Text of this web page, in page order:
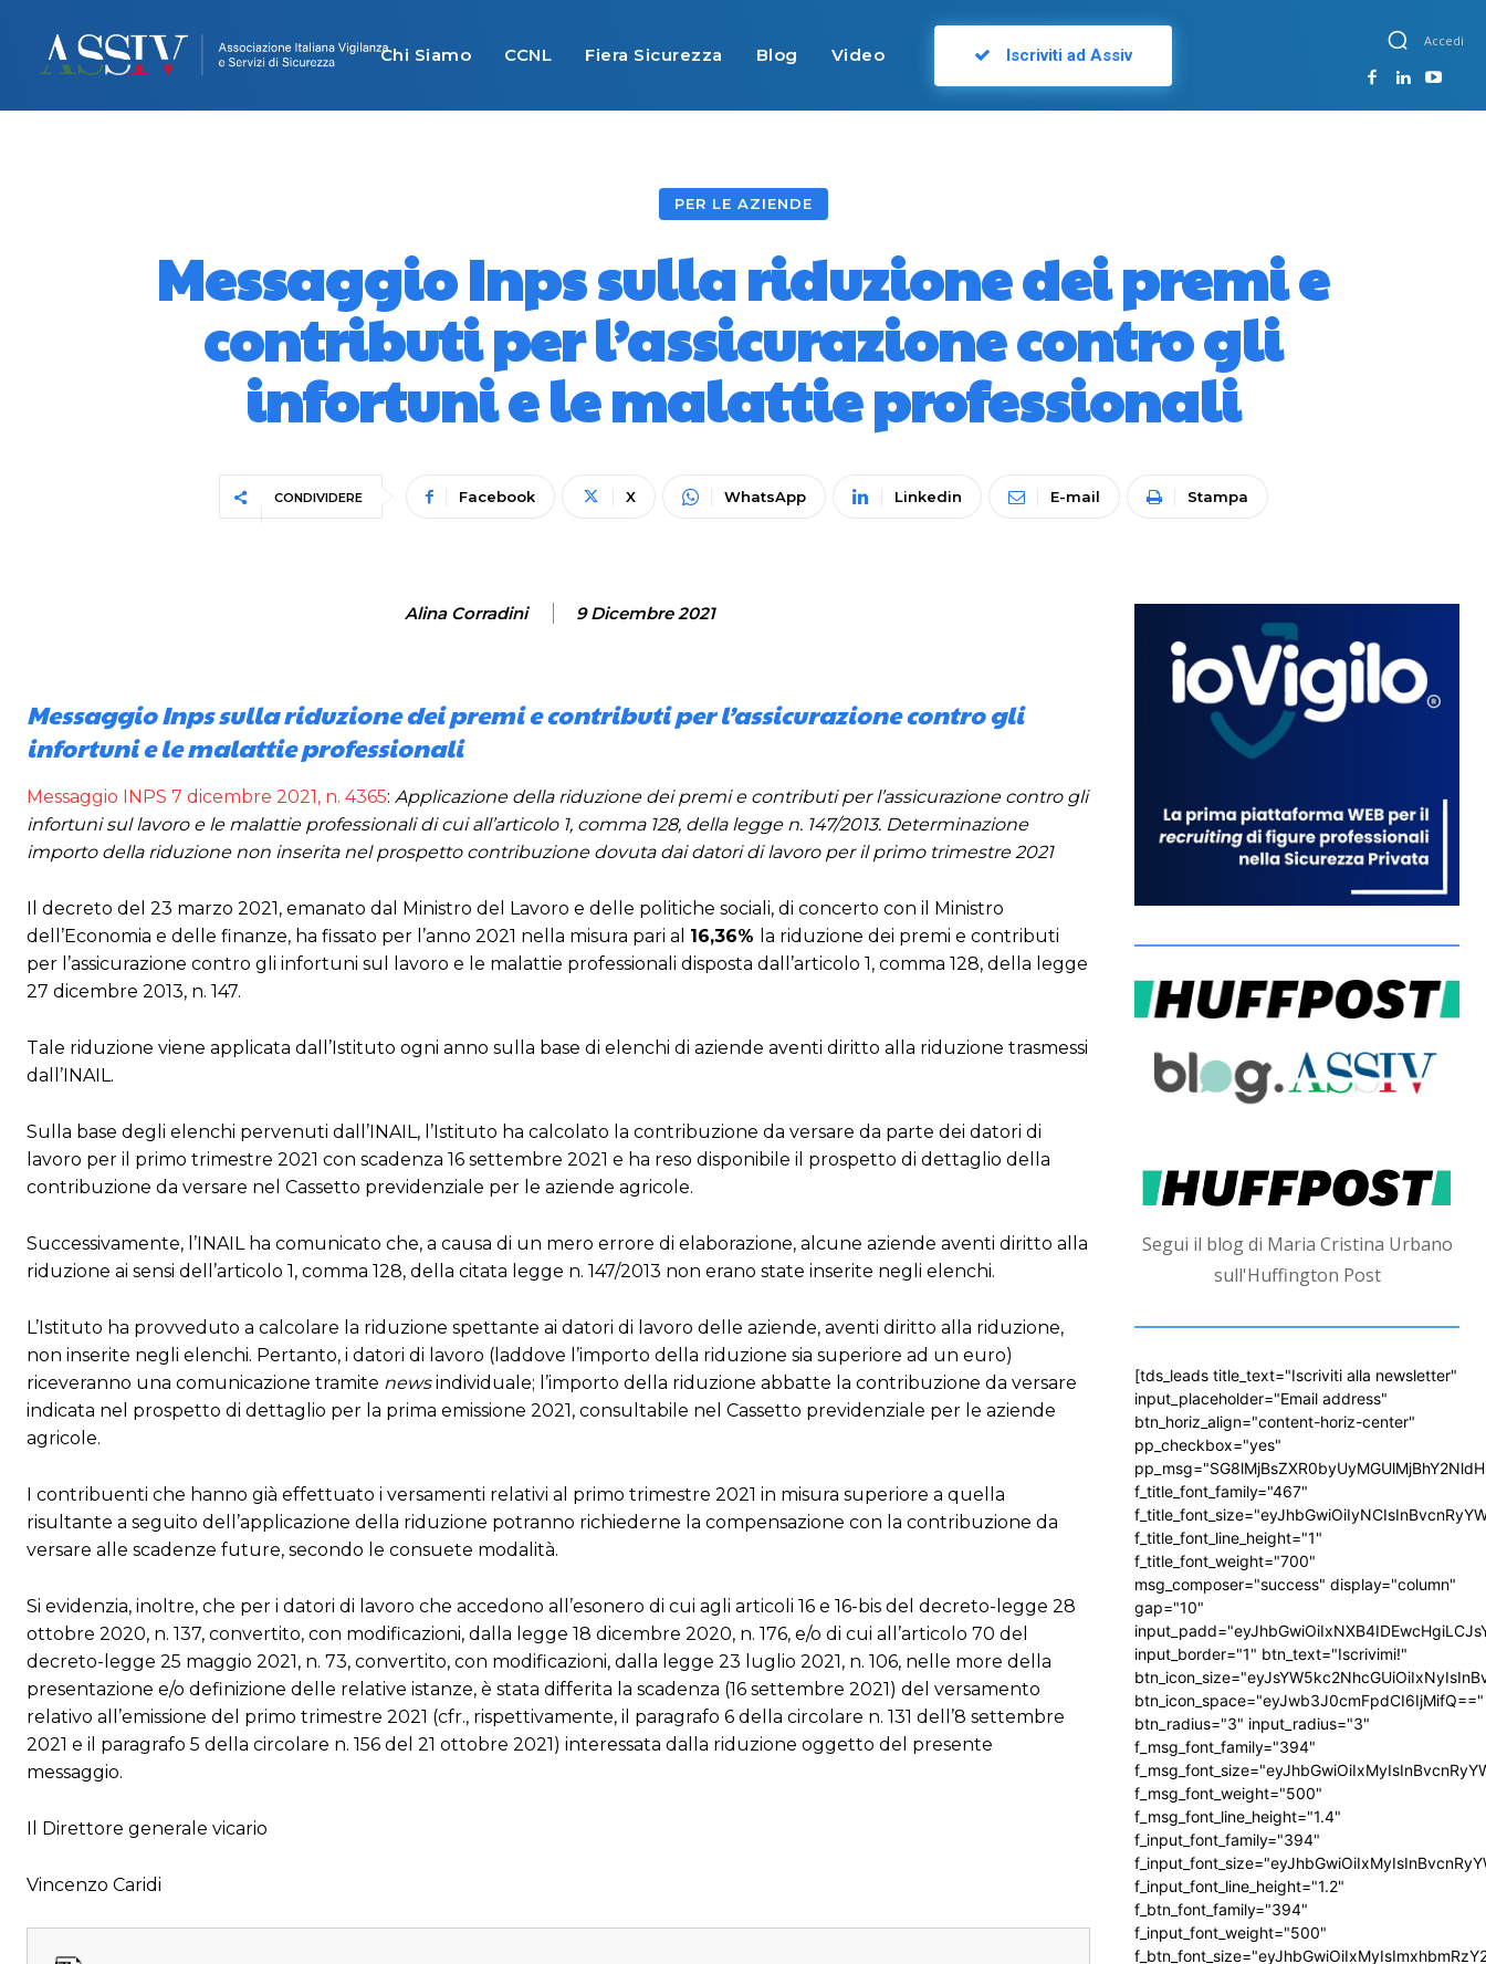
Chi Siamo CCNL Fiera Sicurezza Blog Video Iscriviti ad Assiv
Accedi
PER LE AZIENDE
Messaggio Inps sulla riduzione dei premi e
contributi per l’assicurazione contro gli
infortuni e le malattie professionali
CONDIVIDERE Facebook X WhatsApp Linkedin E-mail Stampa
Alina Corradini 9 Dicembre 2021
Messaggio Inps sulla riduzione dei premi e contributi per l’assicurazione contro gli
infortuni e le malattie professionali
Messaggio INPS 7 dicembre 2021, n. 4365: Applicazione della riduzione dei premi e contributi per l’assicurazione contro gli
infortuni sul lavoro e le malattie professionali di cui all’articolo 1, comma 128, della legge n. 147/2013. Determinazione
importo della riduzione non inserita nel prospetto contribuzione dovuta dai datori di lavoro per il primo trimestre 2021
Il decreto del 23 marzo 2021, emanato dal Ministro del Lavoro e delle politiche sociali, di concerto con il Ministro
dell’Economia e delle finanze, ha fissato per l’anno 2021 nella misura pari al 16,36% la riduzione dei premi e contributi
per l’assicurazione contro gli infortuni sul lavoro e le malattie professionali disposta dall’articolo 1, comma 128, della legge
27 dicembre 2013, n. 147.
Tale riduzione viene applicata dall’Istituto ogni anno sulla base di elenchi di aziende aventi diritto alla riduzione trasmessi
dall’INAIL.
Sulla base degli elenchi pervenuti dall’INAIL, l’Istituto ha calcolato la contribuzione da versare da parte dei datori di
lavoro per il primo trimestre 2021 con scadenza 16 settembre 2021 e ha reso disponibile il prospetto di dettaglio della
contribuzione da versare nel Cassetto previdenziale per le aziende agricole.
Successivamente, l’INAIL ha comunicato che, a causa di un mero errore di elaborazione, alcune aziende aventi diritto alla
riduzione ai sensi dell’articolo 1, comma 128, della citata legge n. 147/2013 non erano state inserite negli elenchi.
L’Istituto ha provveduto a calcolare la riduzione spettante ai datori di lavoro delle aziende, aventi diritto alla riduzione,
non inserite negli elenchi. Pertanto, i datori di lavoro (laddove l’importo della riduzione sia superiore ad un euro)
riceveranno una comunicazione tramite newsindividuale; l’importo della riduzione abbatte la contribuzione da versare
indicata nel prospetto di dettaglio per la prima emissione 2021, consultabile nel Cassetto previdenziale per le aziende
agricole.
I contribuenti che hanno già effettuato i versamenti relativi al primo trimestre 2021 in misura superiore a quella
risultante a seguito dell’applicazione della riduzione potranno richiederne la compensazione con la contribuzione da
versare alle scadenze future, secondo le consuete modalità.
Si evidenzia, inoltre, che per i datori di lavoro che accedono all’esonero di cui agli articoli 16 e 16-bis del decreto-legge 28
ottobre 2020, n. 137, convertito, con modificazioni, dalla legge 18 dicembre 2020, n. 176, e/o di cui all’articolo 70 del
decreto-legge 25 maggio 2021, n. 73, convertito, con modificazioni, dalla legge 23 luglio 2021, n. 106, nelle more della
presentazione e/o definizione delle relative istanze, è stata differita la scadenza (16 settembre 2021) del versamento
relativo all’emissione del primo trimestre 2021 (cfr., rispettivamente, il paragrafo 6 della circolare n. 131 dell’8 settembre
2021 e il paragrafo 5 della circolare n. 156 del 21 ottobre 2021) interessata dalla riduzione oggetto del presente
messaggio.
Il Direttore generale vicario
Vincenzo Caridi
Segui il blog di Maria Cristina Urbano
sull'Huffington Post
[tds_leads title_text="Iscriviti alla newsletter"
input_placeholder="Email address"
btn_horiz_align="content-horiz-center"
pp_checkbox="yes"
f_title_font_family="467"
f_title_font_line_height="1"
f_title_font_weight="700"
msg_composer="success" display="column"
gap="10"
input_border="1" btn_text="Iscrivimi!"
btn_icon_space="eyJwb3J0cmFpdCI6IjMifQ=="
btn_radius="3" input_radius="3"
f_msg_font_family="394"
f_msg_font_weight="500"
f_msg_font_line_height="1.4"
f_input_font_family="394"
f_input_font_line_height="1.2"
f_btn_font_family="394"
f_input_font_weight="500"